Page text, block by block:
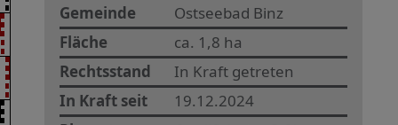
Gemeinde
Ostseebad Binz
Fläche
ca. 1,8 ha
Rechtsstand
In Kraft getreten
In Kraft seit
19.12.2024